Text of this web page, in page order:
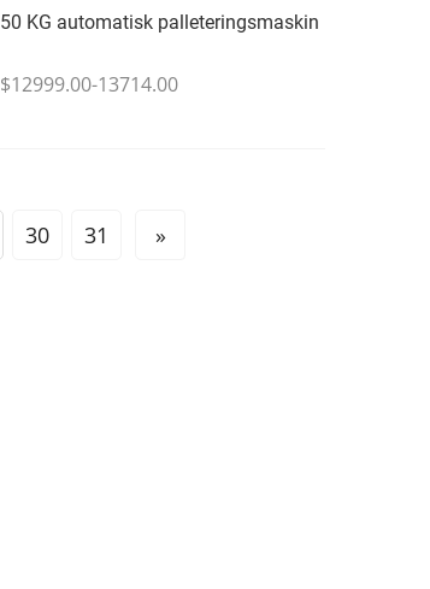
50 KG automatisk palleteringsmaskin
$12999.00-13714.00
30 31 »